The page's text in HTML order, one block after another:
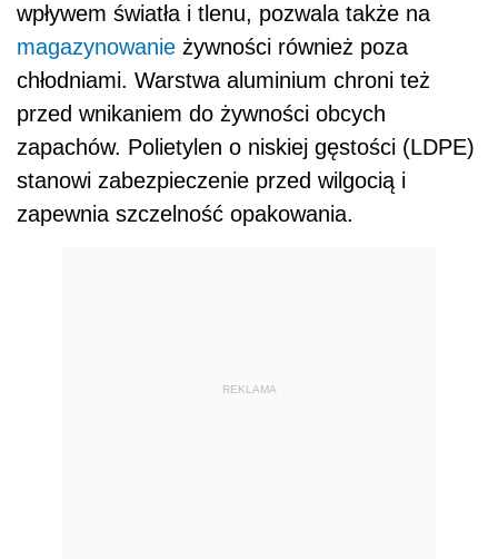
wpływem światła i tlenu, pozwala także na
magazynowanie żywności również poza
chłodniami. Warstwa aluminium chroni też
przed wnikaniem do żywności obcych
zapachów. Polietylen o niskiej gęstości (LDPE)
stanowi zabezpieczenie przed wilgocią i
zapewnia szczelność opakowania.
REKLAMA